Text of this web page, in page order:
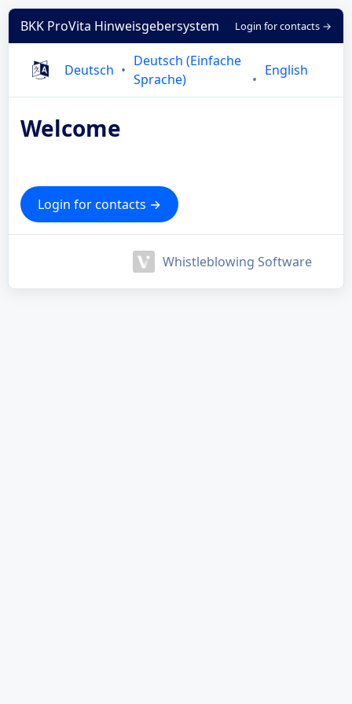
BKK ProVita Hinweisgebersystem Login for contacts →
Deutsch
Deutsch (Einfache
Sprache)
English
Welcome
Login for contacts →
Whistleblowing Software